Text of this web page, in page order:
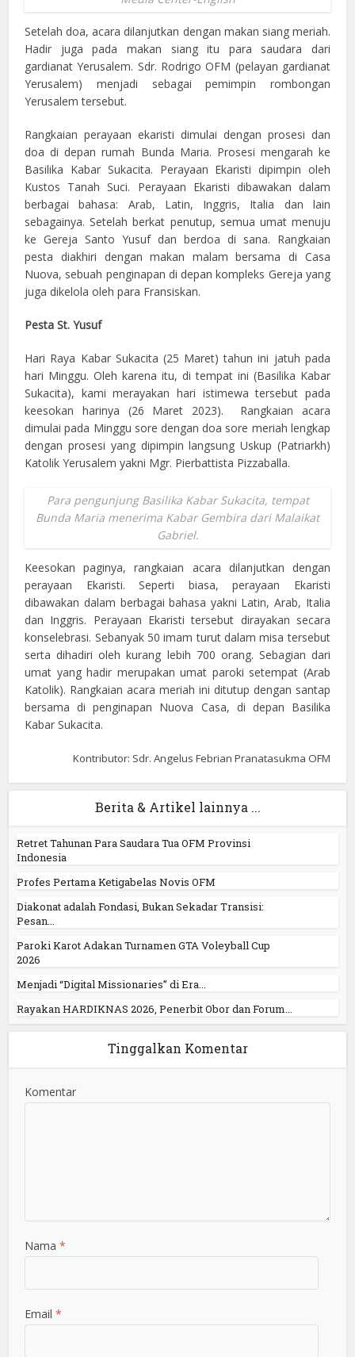
Setelah doa, acara dilanjutkan dengan makan siang meriah.
Hadir juga pada makan siang itu para saudara dari
gardianat Yerusalem. Sdr. Rodrigo OFM (pelayan gardianat
Yerusalem) menjadi sebagai pemimpin rombongan
Yerusalem tersebut.
Rangkaian perayaan ekaristi dimulai dengan prosesi dan
doa di depan rumah Bunda Maria. Prosesi mengarah ke
Basilika Kabar Sukacita. Perayaan Ekaristi dipimpin oleh
Kustos Tanah Suci. Perayaan Ekaristi dibawakan dalam
berbagai bahasa: Arab, Latin, Inggris, Italia dan lain
sebagainya. Setelah berkat penutup, semua umat menuju
ke Gereja Santo Yusuf dan berdoa di sana. Rangkaian
pesta diakhiri dengan makan malam bersama di Casa
Nuova, sebuah penginapan di depan kompleks Gereja yang
juga dikelola oleh para Fransiskan.
Pesta St. Yusuf
Hari Raya Kabar Sukacita (25 Maret) tahun ini jatuh pada
hari Minggu. Oleh karena itu, di tempat ini (Basilika Kabar
Sukacita), kami merayakan hari istimewa tersebut pada
keesokan harinya (26 Maret 2023). Rangkaian acara
dimulai pada Minggu sore dengan doa sore meriah lengkap
dengan prosesi yang dipimpin langsung Uskup (Patriarkh)
Katolik Yerusalem yakni Mgr. Pierbattista Pizzaballa.
Para pengunjung Basilika Kabar Sukacita, tempat
Bunda Maria menerima Kabar Gembira dari Malaikat
Gabriel.
Keesokan paginya, rangkaian acara dilanjutkan dengan
perayaan Ekaristi. Seperti biasa, perayaan Ekaristi
dibawakan dalam berbagai bahasa yakni Latin, Arab, Italia
dan Inggris. Perayaan Ekaristi tersebut dirayakan secara
konselebrasi. Sebanyak 50 imam turut dalam misa tersebut
serta dihadiri oleh kurang lebih 700 orang. Sebagian dari
umat yang hadir merupakan umat paroki setempat (Arab
Katolik). Rangkaian acara meriah ini ditutup dengan santap
bersama di penginapan Nuova Casa, di depan Basilika
Kabar Sukacita.
Kontributor: Sdr. Angelus Febrian Pranatasukma OFM
Berita & Artikel lainnya ...
Retret Tahunan Para Saudara Tua OFM Provinsi
Indonesia
Profes Pertama Ketigabelas Novis OFM
Diakonat adalah Fondasi, Bukan Sekadar Transisi:
Pesan...
Paroki Karot Adakan Turnamen GTA Voleyball Cup
2026
Menjadi “Digital Missionaries” di Era...
Rayakan HARDIKNAS 2026, Penerbit Obor dan Forum...
Tinggalkan Komentar
Komentar
Nama*
Email*